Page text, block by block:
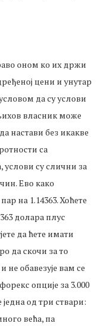
оном ко их држи
цени и унутар
да су услови
власник може
настави без икакве
са
су слични за
Ево како
на 1.14363. Хоћете
долара плус
да ћете имати
да скочи за то
обавезује вам се
опције за 3.000
од три ствари:
већа, па